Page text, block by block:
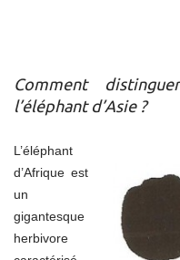
Comment
l’éléphant d’Asie ?
L’éléphant
d’Afrique est
un
gigantesque
herbivore